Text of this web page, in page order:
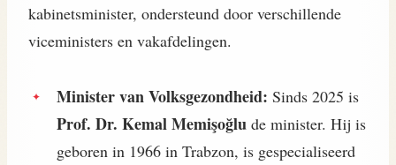
kabinetsminister, ondersteund door verschillende
viceministers en vakafdelingen.
Minister van Volksgezondheid: Sinds 2025 is
Prof. Dr. Kemal Memişoğlu de minister. Hij is
geboren in 1966 in Trabzon, is gespecialiseerd